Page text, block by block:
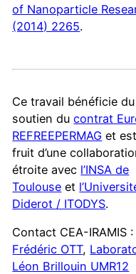
of Nanoparticle
(2014) 2265.
Ce travail bénéficie du
soutien ducontrat
REFREEPERMAG et
fruit d’une
étroite avec l’INSA de
Toulouse et
Diderot / ITODYS.
Contact CEA-IRAMIS :
Frédéric OTT,
Léon Brillouin UMR12